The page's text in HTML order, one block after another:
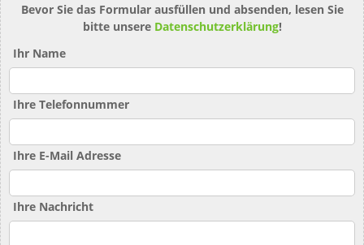
Bevor Sie das Formular ausfüllen und absenden, lesen Sie
bitte unsere Datenschutzerklärung!
Ihr Name
Ihre Telefonnummer
Ihre E-Mail Adresse
Ihre Nachricht